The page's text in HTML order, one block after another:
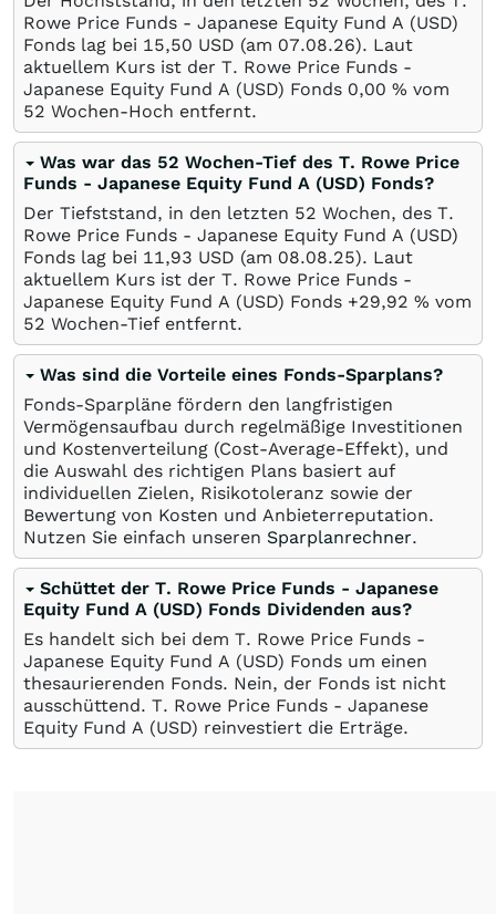
Rowe Price Funds - Japanese Equity Fund A (USD)
Fonds lag bei 15,50 USD (am 07.08.26). Laut
aktuellem Kurs ist der T. Rowe Price Funds -
Japanese Equity Fund A (USD) Fonds 0,00 % vom
52 Wochen-Hoch entfernt.
Was war das 52 Wochen-Tief des T. Rowe Price
Funds - Japanese Equity Fund A (USD) Fonds?
Der Tiefststand, in den letzten 52 Wochen, des T.
Rowe Price Funds - Japanese Equity Fund A (USD)
Fonds lag bei 11,93 USD (am 08.08.25). Laut
aktuellem Kurs ist der T. Rowe Price Funds -
Japanese Equity Fund A (USD) Fonds +29,92 % vom
52 Wochen-Tief entfernt.
Was sind die Vorteile eines Fonds-Sparplans?
Fonds-Sparpläne fördern den langfristigen
Vermögensaufbau durch regelmäßige Investitionen
und Kostenverteilung (Cost-Average-Effekt), und
die Auswahl des richtigen Plans basiert auf
individuellen Zielen, Risikotoleranz sowie der
Bewertung von Kosten und Anbieterreputation.
Nutzen Sie einfach unseren Sparplanrechner.
Schüttet der T. Rowe Price Funds - Japanese
Equity Fund A (USD) Fonds Dividenden aus?
Es handelt sich bei dem T. Rowe Price Funds -
Japanese Equity Fund A (USD) Fonds um einen
thesaurierenden Fonds. Nein, der Fonds ist nicht
ausschüttend. T. Rowe Price Funds - Japanese
Equity Fund A (USD) reinvestiert die Erträge.